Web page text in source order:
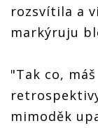
rozsvítila a
markýruju
"Tak co, máš
mimoděk